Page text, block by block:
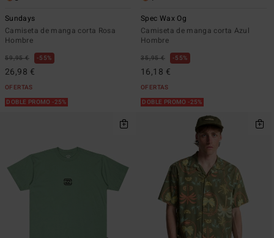
Sundays
Camiseta de manga corta Rosa
Hombre
59,95 € 55%
26,98 €
OFERTAS
DOBLE PROMO -25%
Spec Wax Og
Camiseta de manga corta Azul
Hombre
35,95 € 55%
16,18 €
OFERTAS
DOBLE PROMO -25%